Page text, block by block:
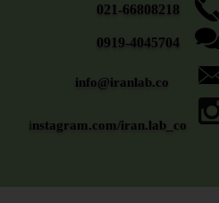
​​​​​021-66808218
0919-4045704
info@iranlab.co
instagram.com/iran.lab_co